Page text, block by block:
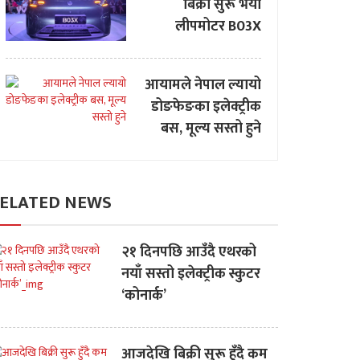
बिक्री सुरू भयो
लीपमोटर B03X
आयामले नेपाल ल्यायो
डोङफेङका इलेक्ट्रीक
बस, मूल्य सस्तो हुने
NEWS
२१ दिनपछि आउँदै एथरको
नयाँ सस्तो इलेक्ट्रीक स्कुटर
‘कोनार्क’
आजदेखि बिक्री सुरू हुँदै कम